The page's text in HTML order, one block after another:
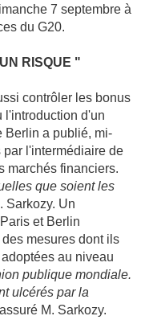
7 septembre à
du G20.
RISQUE "
contrôler les bonus
l'introduction d'un
Berlin a publié, mi-
l'intermédiaire de
marchés financiers.
que soient les
Sarkozy. Un
et Berlin
mesures dont ils
au niveau
publique mondiale.
ulcérés par la
M. Sarkozy.